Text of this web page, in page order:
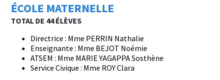
ÉCOLE MATERNELLE
TOTAL DE 44 ÉLÈVES
Directrice : Mme PERRIN Nathalie
Enseignante : Mme BEJOT Noémie
ATSEM : Mme MARIE YAGAPPA Sosthène
Service Civique : Mme ROY Clara